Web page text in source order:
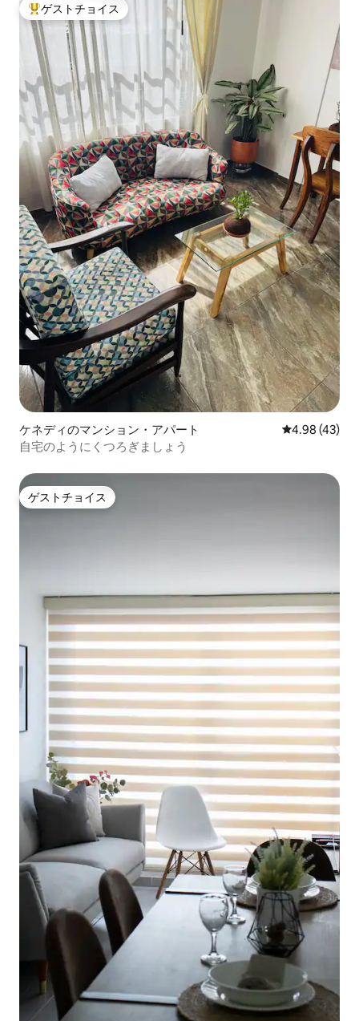
大好評のゲストチョイスです。
ゲストチョイス
ケネディのマンション・アパート レビュー43
4.98 (43)
自宅のようにくつろぎましょう
ゲストチョイス
ゲストチョイス